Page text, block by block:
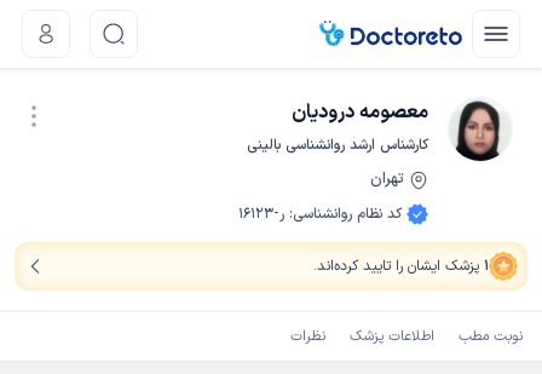
معصومه درودیان
کارشناس ارشد روانشناسی بالینی
تهران
کد نظام روانشناسی: ر-16123
1 پزشک ایشان را تایید کرده‌اند.
نوبت مطب اطلاعات پزشک نظرات